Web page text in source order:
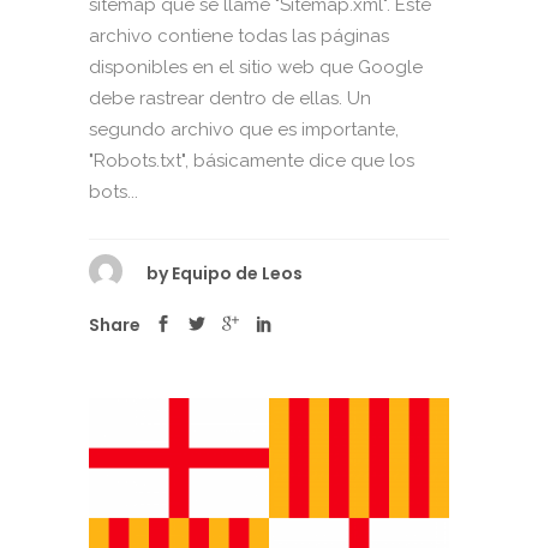
sitemap que se llame "Sitemap.xml". Este
archivo contiene todas las páginas
disponibles en el sitio web que Google
debe rastrear dentro de ellas. Un
segundo archivo que es importante,
"Robots.txt", básicamente dice que los
bots...
by Equipo de Leos
Share